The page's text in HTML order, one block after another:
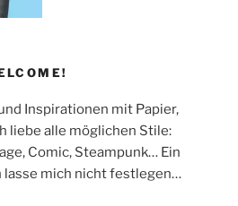
Inspirationen mit Papier,
liebe alle möglichen Stile:
Comic, Steampunk… Ein
lasse mich nicht festlegen…